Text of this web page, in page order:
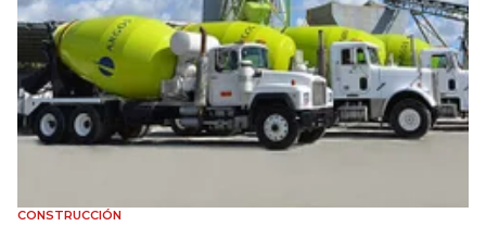
CONSTRUCCIÓN